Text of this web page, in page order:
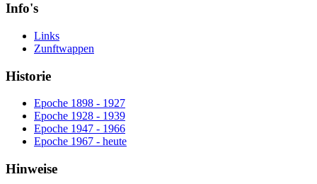
Info's
Links
Zunftwappen
Historie
Epoche 1898 - 1927
Epoche 1928 - 1939
Epoche 1947 - 1966
Epoche 1967 - heute
Hinweise